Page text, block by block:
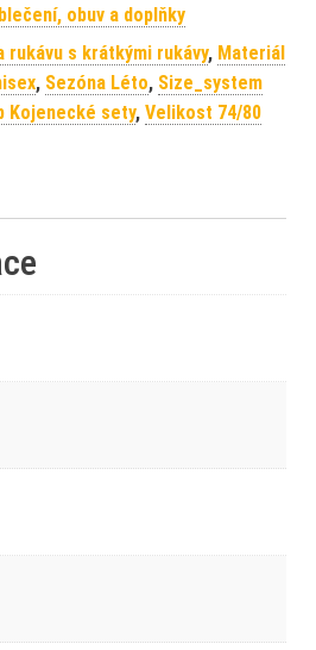
obuv a doplňky
rukávu s krátkými rukávy, Materiál
, Sezóna Léto, Size_system
Kojenecké sety, Velikost 74/80